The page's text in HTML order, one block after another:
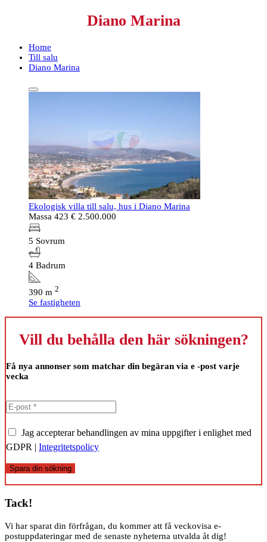
Diano Marina
Home
Till salu
Diano Marina
Ekologisk villa till salu, hus i Diano Marina
Massa 423 € 2.500.000
5 Sovrum
4 Badrum
390 m 2
Se fastigheten
Vill du behålla den här sökningen?
Få nya annonser som matchar din begäran via e -post varje
vecka
Jag accepterar behandlingen av mina uppgifter i enlighet med
GDPR | Integritetspolicy
Spara din sökning
Tack!
Vi har sparat din förfrågan, du kommer att få veckovisa e-
postuppdateringar med de senaste nyheterna utvalda åt dig!